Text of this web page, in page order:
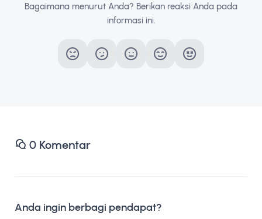
Bagaimana menurut Anda? Berikan reaksi Anda pada
informasi ini.
0 Komentar
Anda ingin berbagi pendapat?